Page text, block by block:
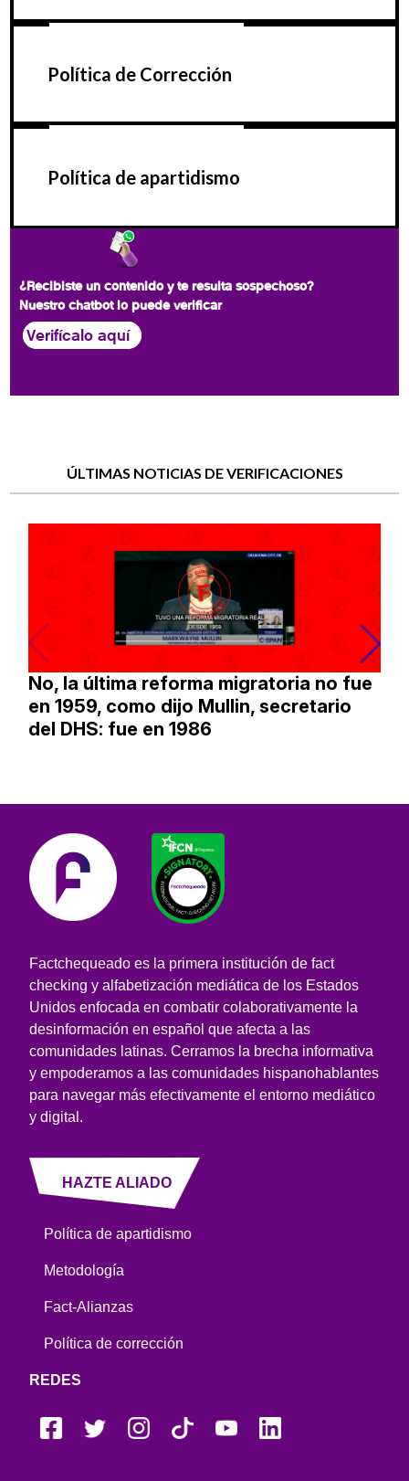
Política de Corrección
Política de apartidismo
¿Recibiste un contenido y te resulta sospechoso?
Nuestro chatbot lo puede verificar
Verifícalo aquí
ÚLTIMAS NOTICIAS DE VERIFICACIONES
No, la última reforma migratoria no fue
en 1959, como dijo Mullin, secretario
del DHS: fue en 1986
Factchequeado es la primera institución de fact
checking y alfabetización mediática de los Estados
Unidos enfocada en combatir colaborativamente la
desinformación en español que afecta a las
comunidades latinas. Cerramos la brecha informativa
y empoderamos a las comunidades hispanohablantes
para navegar más efectivamente el entorno mediático
y digital.
HAZTE ALIADO
Política de apartidismo
Metodología
Fact-Alianzas
Política de corrección
REDES